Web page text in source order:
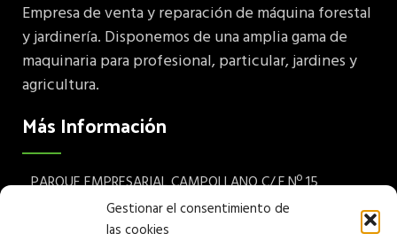
Gestionar el consentimiento de
las cookies
Empresa de venta y reparación de máquina forestal
y jardinería. Disponemos de una amplia gama de
maquinaria para profesional, particular, jardines y
agricultura.
Más Información
PARQUE EMPRESARIAL CAMPOLLANO C/ F Nº 15
Albacete 02007 España
Teléfono: (+34) 967 24 68 72